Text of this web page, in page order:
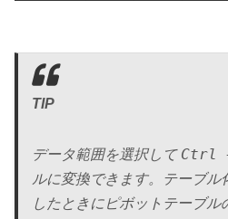
TIP
データ範囲を選択して Ctrl
ルに変換できます。テーブル
したときにピボットテーブル